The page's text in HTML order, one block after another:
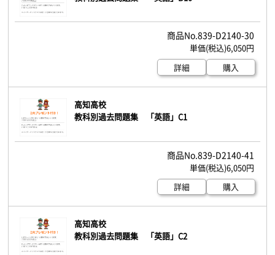
839-D2140-30
6,050円
詳細
購入
高知高校
教科別過去問題集 「英語」C1
839-D2140-41
6,050円
詳細
購入
高知高校
教科別過去問題集 「英語」C2